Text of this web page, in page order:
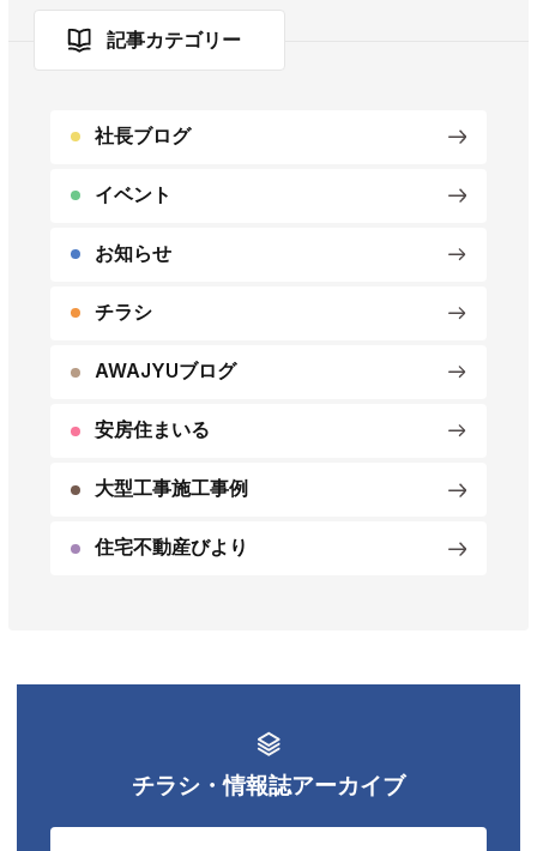
記事カテゴリー
社長ブログ
イベント
お知らせ
チラシ
AWAJYUブログ
安房住まいる
大型工事施工事例
住宅不動産びより
チラシ・情報誌アーカイブ